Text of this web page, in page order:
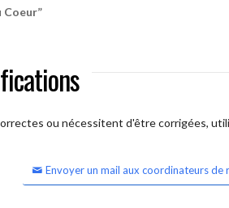
Coeur”
ou nécessitent d'être corrigées,
Envoyer un mail aux coordinateurs de